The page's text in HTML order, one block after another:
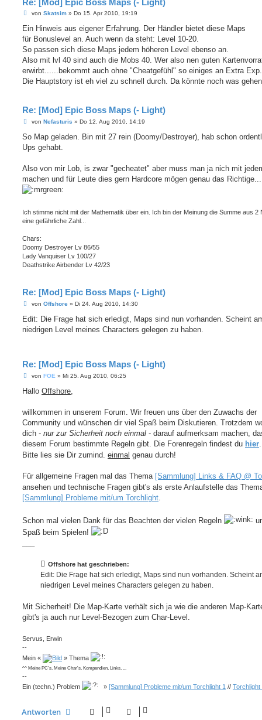
B
i
r
a
von Skatsim» Do 15. Apr 2010, 19:19
Ein Hinweis aus eigener Erfahrung. Der Händler bietet diese Maps
für Bonuslevel an. Auch wenn da steht: Level 10-20.
So passen sich diese Maps jedem höheren Level ebenso an.
Also mit lvl 40 sind auch die Mobs 40. Wer also nen guten
erwirbt......bekommt auch ohne "Cheatgefühl" so einiges an Extra Exp.
Die Hauptstory ist eh viel zu schnell durch. Da könnte noch was
Re: [Mod] Epic Boss Maps (- Light)
B
i
r
von Nefasturis » Do 12. Aug 2010, 14:19
So Map geladen. Bin mit 27 rein (Doomy/Destroyer), hab schon
Ups gehabt.
Also von mir Lob, is zwar "gecheatet" aber muss man ja nich mit
machen und für Leute dies gern Hardcore mögen genau das Richtige...
Ich stimme nicht mit der Mathematik über ein. Ich bin der Meinung die Summe aus 2
eine gefährliche Zahl...
Chars:
Doomy Destroyer Lv 86/55
Lady Vanquiser Lv 100/27
Deathstrike Airbender Lv 42/23
Re: [Mod] Epic Boss Maps (- Light)
B
i
r
von Offshore» Di 24. Aug 2010, 14:30
Edit: Die Frage hat sich erledigt, Maps sind nun vorhanden. Scheint
niedrigen Level meines Characters gelegen zu haben.
Re: [Mod] Epic Boss Maps (- Light)
B
i
a
von FOE » Mi 25. Aug 2010, 06:25
Hallo Offshore
willkommen in unserem Forum. Wir freuen uns über den Zuwachs der
Community und wünschen dir viel Spaß beim Diskutieren. Trotzdem
dich - nur zur Sicherheit noch einmal - darauf aufmerksam machen,
diesem Forum bestimmte Regeln gibt. Die Forenregeln findest du hier
Bitte lies sie Dir zumind. einmal genau durch!
Für allgemeine Fragen mal das Thema [Sammlung] Links & FAQ @
ansehen und technische Fragen gibt's als erste Anlaufstelle das
[Sammlung] Probleme mit/um Torchlight
Schon mal vielen Dank für das Beachten der vielen Regeln
Spaß beim Spielen!
Offshore hat geschrieben:
Edit: Die Frage hat sich erledigt, Maps sind nun vorhanden. Scheint
niedrigen Level meines Characters gelegen zu haben.
Mit Sicherheit! Die Map-Karte verhält sich ja wie die anderen Map-
gibt's ja auch nur Level-Bezogen zum Char-Level.
Servus, Erwin
--
Mein «
» Thema
^^ Meine PC's, Meine Char's, Kompendien, Links, ...
--
Ein (techn.) Problem
» [Sammlung] Probleme mit/um Torchlight 1 // Torchlight
Antworten